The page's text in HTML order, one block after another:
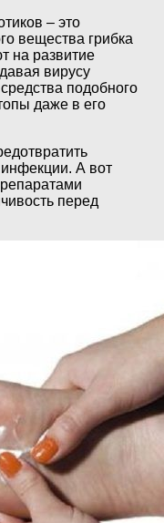
– это
вещества грибка
на развитие
вирусу
подобного
даже в его
А вот
перед